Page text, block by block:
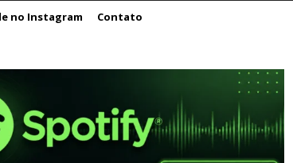
no Instagram Contato